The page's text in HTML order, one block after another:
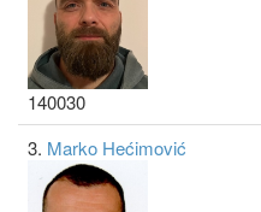
140030
3. Marko Hećimović